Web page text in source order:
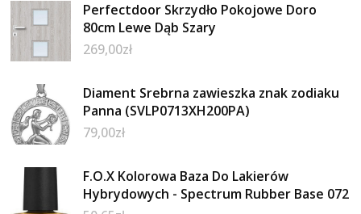
Perfectdoor Skrzydło Pokojowe Doro
80cm Lewe Dąb Szary
269,00zł
Diament Srebrna zawieszka znak zodiaku
Panna (SVLP0713XH200PA)
79,00zł
F.O.X Kolorowa Baza Do Lakierów
Hybrydowych - Spectrum Rubber Base 072